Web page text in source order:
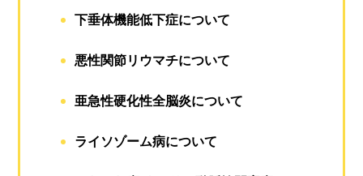
下垂体機能低下症について
悪性関節リウマチについて
亜急性硬化性全脳炎について
ライソゾーム病について